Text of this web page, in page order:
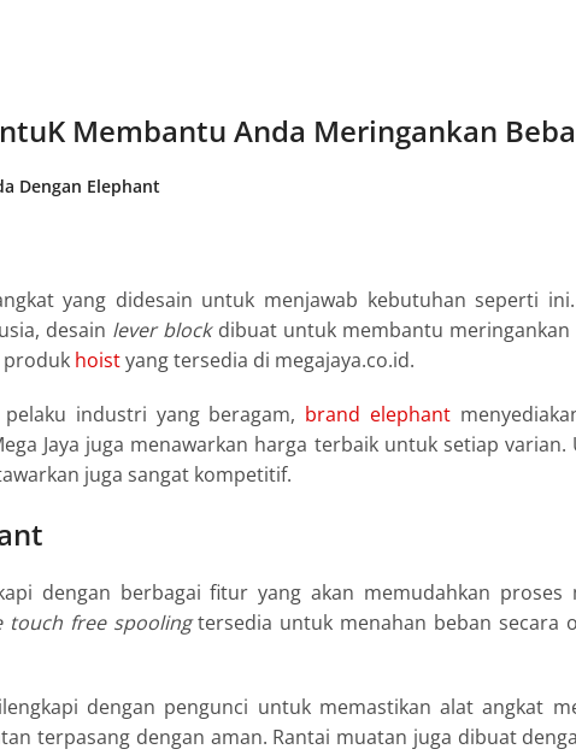
Membantu Anda Meringankan
Dengan Elephant
yang didesain untuk menjawab kebutuhan seperti
desain lever blockdibuat untuk membantu meringankan
produk hoistyang tersedia di megajaya.co.id.
industri yang beragam, brand elephant
Jaya juga menawarkan harga terbaik untuk setiap
juga sangat kompetitif.
dengan berbagai fitur yang akan memudahkan proses
touch free spoolingtersedia untuk menahan beban secara
dengan pengunci untuk memastikan alat angkat
terpasang dengan aman. Rantai muatan juga dibuat